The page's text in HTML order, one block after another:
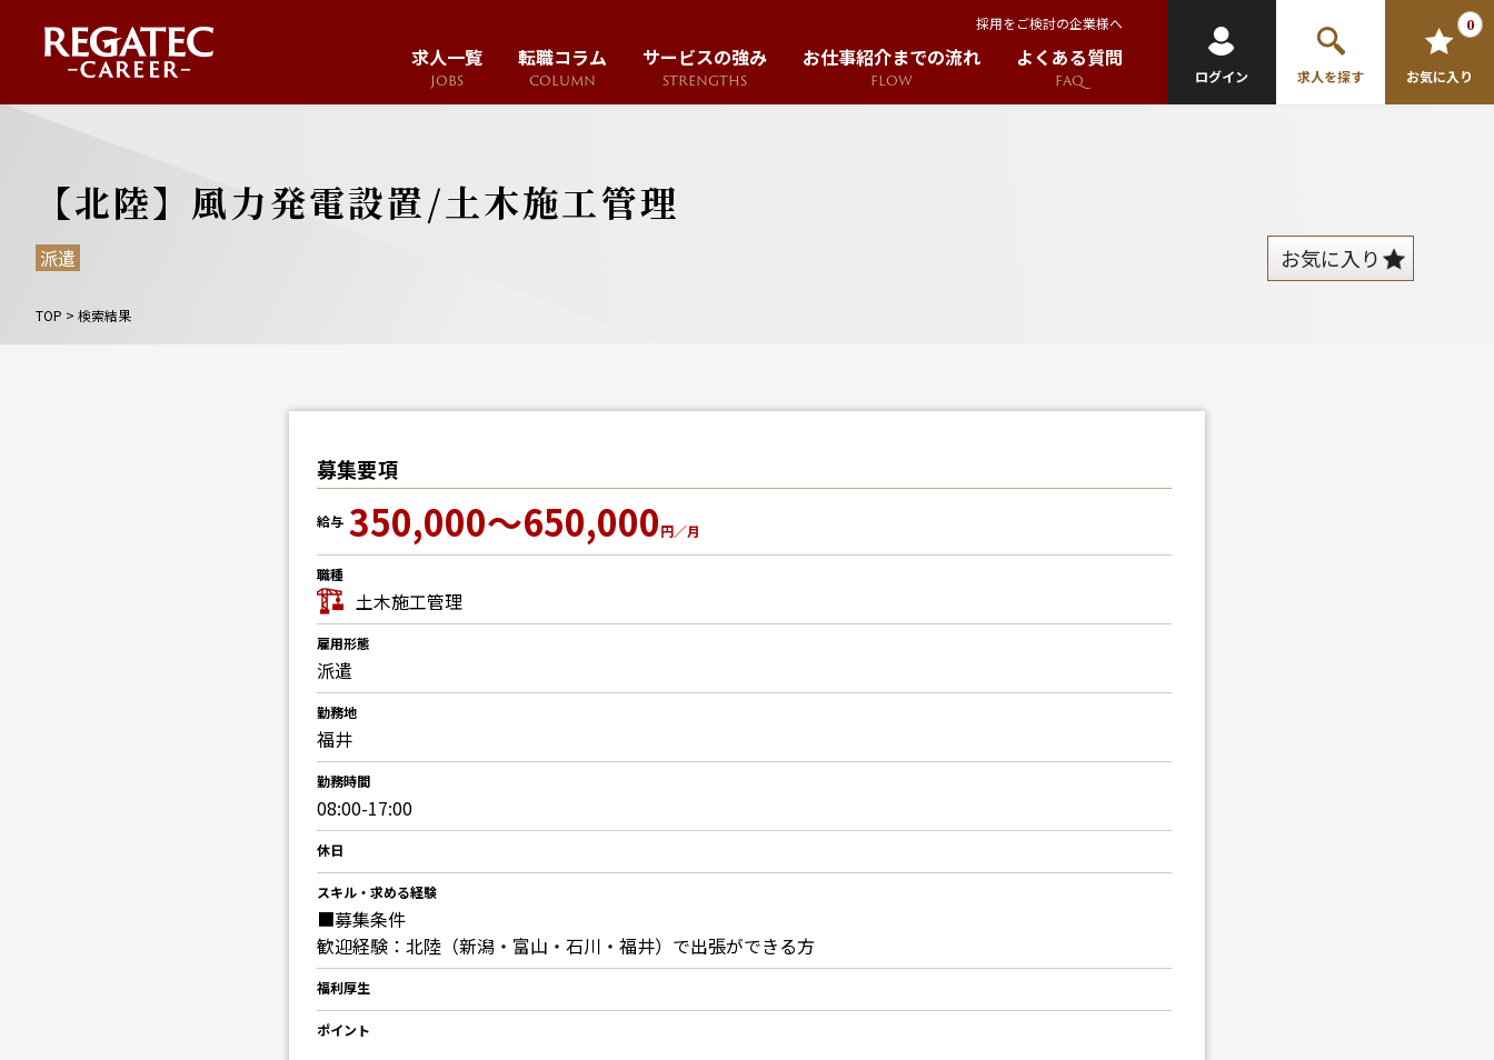
採用をご検討の企業様へ
求人一覧
JOBS
転職コラム
COLUMN
サービスの強み
STRENGTHS
お仕事紹介までの流れ
FLOW
よくある質問
FAQ ログイン 求人を探す お気に入り
0
【北陸】風力発電設置/土木施工管理
派遣 お気に入り
TOP > 検索結果
募集要項
給与 350,000～650,000円／月
職種
土木施工管理
雇用形態
派遣
勤務地
福井
勤務時間
08:00-17:00
休日
スキル・求める経験
■募集条件
歓迎経験：北陸（新潟・富山・石川・福井）で出張ができる方
福利厚生
ポイント